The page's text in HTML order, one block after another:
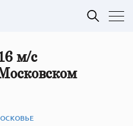
м/с